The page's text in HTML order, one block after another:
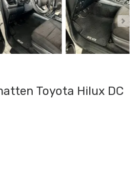
Toyota Hilux DC